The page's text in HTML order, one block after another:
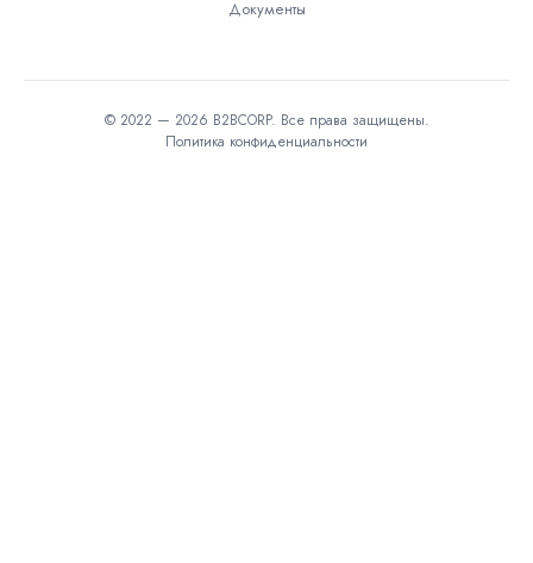
Документы
© 2022 — 2026 B2BCORP. Все права защищены.
Политика конфиденциальности